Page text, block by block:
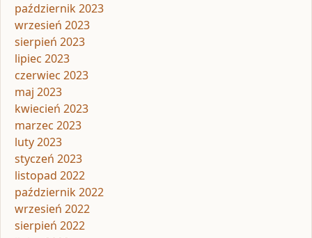
październik 2023
wrzesień 2023
sierpień 2023
lipiec 2023
czerwiec 2023
maj 2023
kwiecień 2023
marzec 2023
luty 2023
styczeń 2023
listopad 2022
październik 2022
wrzesień 2022
sierpień 2022